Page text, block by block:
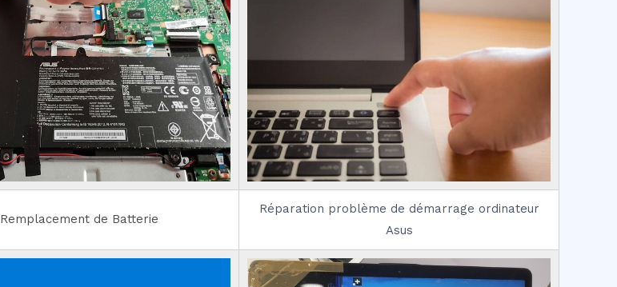
Remplacement de Batterie
Réparation problème de démarrage ordinateur
Asus